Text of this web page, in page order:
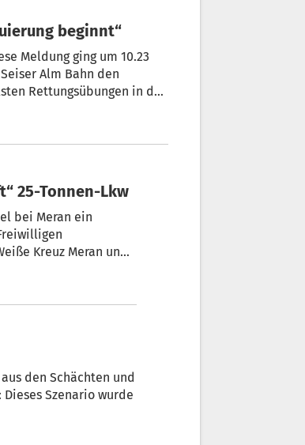
beginnt“
Meldung ging um 10.23
25-Tonnen-Lkw
bei Meran ein
Kreuz Meran und
den Schächten und
Szenario wurde